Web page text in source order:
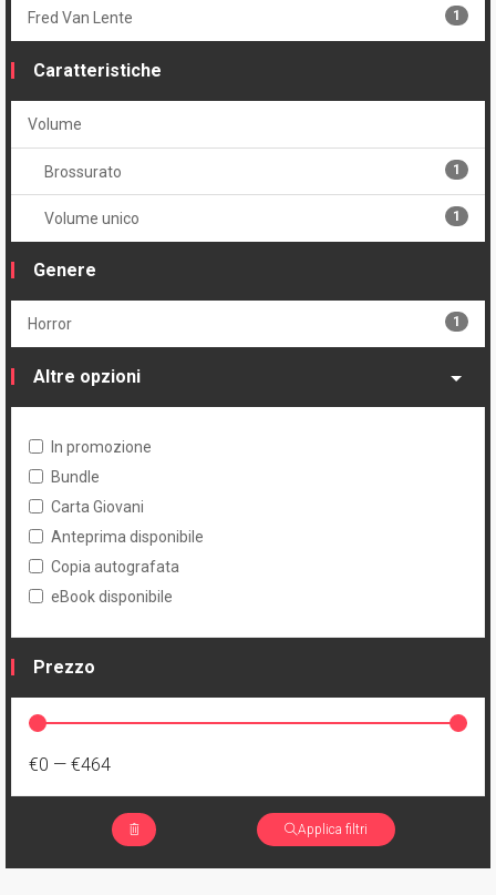
Fred Van Lente 1
Caratteristiche
Volume
Brossurato 1
Volume unico 1
Genere
Horror 1
Altre opzioni
In promozione
Bundle
Carta Giovani
Anteprima disponibile
Copia autografata
eBook disponibile
Prezzo
€0 — €464
Applica filtri